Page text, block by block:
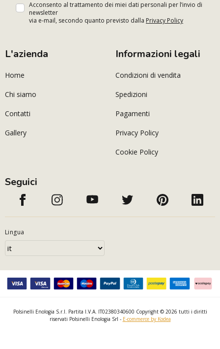
Acconsento al trattamento dei miei dati personali per l’invio di
newsletter
via e-mail, secondo quanto previsto dalla Privacy Policy
L'azienda
Home
Chi siamo
Contatti
Gallery
Informazioni legali
Condizioni di vendita
Spedizioni
Pagamenti
Privacy Policy
Cookie Policy
Seguici
Lingua
Polsinelli Enologia S.r.l. Partita I.V.A. IT02380340600 Copyright © 2026 tutti i diritti
riservati Polsinelli Enologia Srl - E-commerce by Kodea